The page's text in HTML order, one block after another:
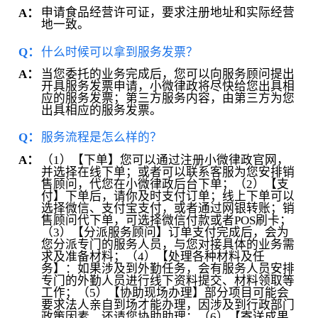
A：
申请食品经营许可证，要求注册地址和实际经营
地一致。
Q： 什么时候可以拿到服务发票？
A：
当您委托的业务完成后，您可以向服务顾问提出
开具服务发票申请，小微律政将尽快给您出具相
应的服务发票；第三方服务内容，由第三方为您
出具相应的服务发票。
Q：
服务流程是怎么样的？
A：
（1）【下单】您可以通过注册小微律政官网，
并选择在线下单；或者可以联系客服为您安排销
售顾问，代您在小微律政后台下单；（2）【支
付】下单后，请你及时支付订单；线上下单可以
选择微信、支付宝支付，或者通过网银转账；销
售顾问代下单，可选择微信付款或者POS刷卡；
（3）【分派服务顾问】订单支付完成后，会为
您分派专门的服务人员，与您对接具体的业务需
求及准备材料；（4）【处理各种材料及任
务】：如果涉及到外勤任务，会有服务人员安排
专门的外勤人员进行线下资料提交、材料领取等
工作；（5）【协助现场办理】部分项目可能会
要求法人亲自到场才能办理，因涉及到行政部门